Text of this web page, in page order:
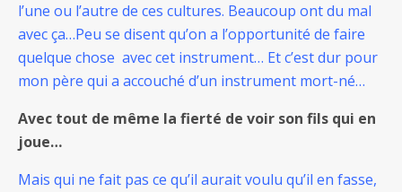
l’une ou l’autre de ces cultures. Beaucoup ont du mal
avec ça…Peu se disent qu’on a l’opportunité de faire
quelque chose avec cet instrument… Et c’est dur pour
mon père qui a accouché d’un instrument mort-né…
Avec tout de même la fierté de voir son fils qui en
joue…
Mais qui ne fait pas ce qu’il aurait voulu qu’il en fasse,